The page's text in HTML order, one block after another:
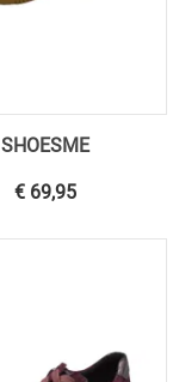
SHOESME
€ 69,95